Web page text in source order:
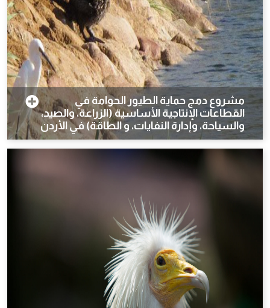
مشروع دمج حماية الطيور الحوامة في
القطاعات الإنتاجية الأساسية (الزراعة، والصيد،
والسياحة، وإدارة النفايات، و الطاقة) في الأردن